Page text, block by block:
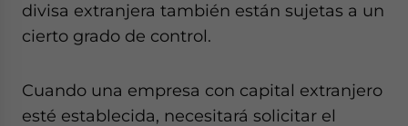
divisa extranjera también están sujetas a un
cierto grado de control.
Cuando una empresa con capital extranjero
esté establecida, necesitará solicitar el